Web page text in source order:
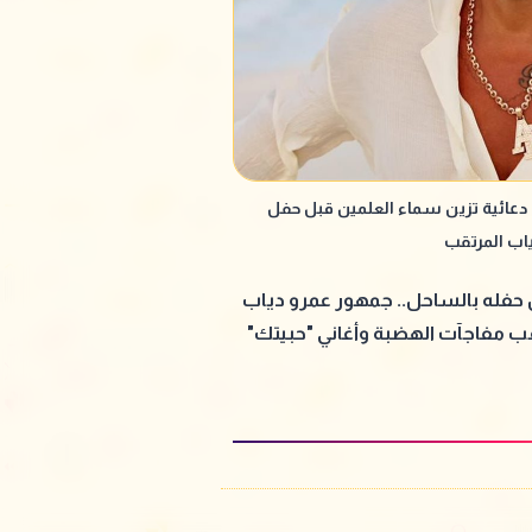
دعائية تزين سماء العلمين قبل حفل
المرتقب
حفله بالساحل.. جمهور عمرو دياب
مفاجآت الهضبة وأغاني "حبيتك"